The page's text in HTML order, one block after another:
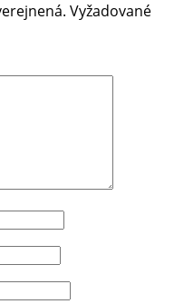
Vyžadované